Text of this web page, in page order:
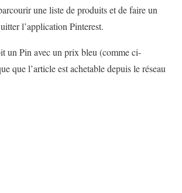
une liste de produits et de faire un
l’application Pinterest.
un Pin avec un prix bleu (comme ci-
que l’article est achetable depuis le réseau